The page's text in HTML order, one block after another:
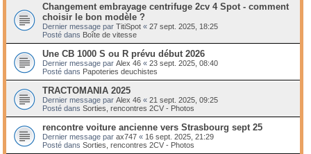
Changement embrayage centrifuge 2cv 4 Spot - comment
choisir le bon modèle ?
Dernier message par TitiSpot « 27 sept. 2025, 18:25
Posté dans Boîte de vitesse
Une CB 1000 S ou R prévu début 2026
Dernier message par Alex 46 « 23 sept. 2025, 08:40
Posté dans Papoteries deuchistes
TRACTOMANIA 2025
Dernier message par Alex 46 « 21 sept. 2025, 09:25
Posté dans Sorties, rencontres 2CV - Photos
rencontre voiture ancienne vers Strasbourg sept 25
Dernier message par ax747 « 16 sept. 2025, 21:29
Posté dans Sorties, rencontres 2CV - Photos